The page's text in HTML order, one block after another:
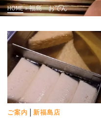
HOME»福島 おでん
ご案内 | 新福島店